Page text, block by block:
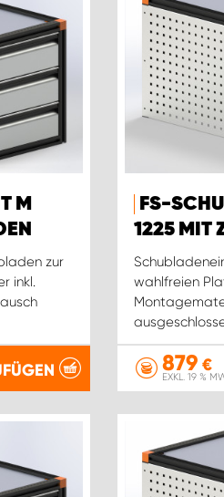
M
zur
inkl.
FS-
1225 MIT
wahlfreien
879€
EXKL. 19 %